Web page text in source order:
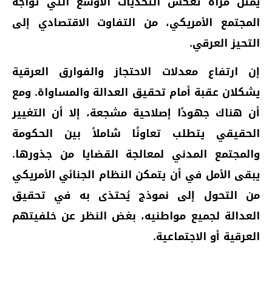
المجتمع الأمريكي، من التفاوت الاقتصادي إلى
التحيز العرقي.
إن ارتفاع معدلات الاحتجاز والفوارق العرقية
يشكلان عقبة أمام تحقيق العدالة والمساواة. ومع
أن هناك جهودًا إصلاحية مشجعة، إلا أن التغيير
الحقيقي يتطلب تعاونًا شاملاً بين الحكومة
والمجتمع المدني لمعالجة القضايا من جذورها.
يبقى الأمل في أن يتمكن النظام الجنائي الأمريكي
من التحول إلى نموذج يُحتذى به في تحقيق
العدالة لجميع مواطنيه، بغض النظر عن خلفيتهم
العرقية أو الاجتماعية.